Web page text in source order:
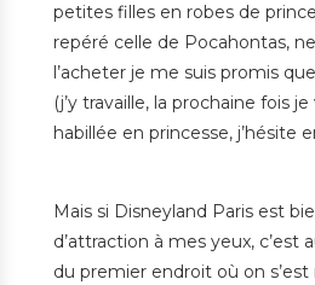
petites filles en robes de
repéré celle de Pocahontas,
l’acheter je me suis promis
(j’y travaille, la prochaine fois
habillée en princesse, j’hésite
Mais si Disneyland Paris est
d’attraction à mes yeux, c’est
du premier endroit où on s’est